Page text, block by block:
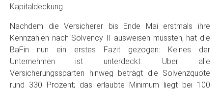
Kapitaldeckung.
Nachdem die Versicherer bis Ende Mai erstmals ihre
Kennzahlen nach Solvency II ausweisen mussten, hat die
BaFin nun ein erstes Fazit gezogen: Keines der
Unternehmen ist unterdeckt. Über alle
Versicherungssparten hinweg beträgt die Solvenzquote
rund 330 Prozent; das erlaubte Minimum liegt bei 100